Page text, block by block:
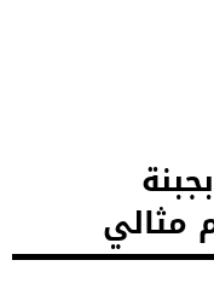
مثالي